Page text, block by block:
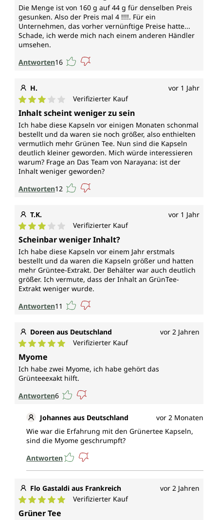
Die Menge ist von 160 g auf 44 g für denselben Preis
gesunken. Also der Preis mal 4 !!!!. Für ein
Unternehmen, das vorher vernünftige Preise hatte...
Schade, ich werde mich nach einem anderen Händler
umsehen.
Antworten16
H. vor 1 Jahr
Durchschnittliche Bewertung von 3 von 5 Sternen
Verifizierter Kauf
Inhalt scheint weniger zu sein
Ich habe diese Kapseln vor einigen Monaten schonmal
bestellt und da waren sie noch größer, also enthielten
vermutlich mehr Grünen Tee. Nun sind die Kapseln
deutlich kleiner geworden. Mich würde interessieren
warum? Frage an Das Team von Narayana: ist der
Inhalt weniger geworden?
Antworten12
T.K. vor 1 Jahr
Durchschnittliche Bewertung von 3 von 5 Sternen
Verifizierter Kauf
Scheinbar weniger Inhalt?
Ich habe diese Kapseln vor einem Jahr erstmals
bestellt und da waren die Kapseln größer und hatten
mehr Grüntee-Extrakt. Der Behälter war auch deutlich
größer. Ich vermute, dass der Inhalt an GrünTee-
Extrakt weniger wurde.
Antworten11
Doreen aus Deutschland vor 2 Jahren
Durchschnittliche Bewertung von 5 von 5 Sternen
Verifizierter Kauf
Myome
Ich habe zwei Myome, ich habe gehört das
Grünteeexakt hilft.
Antworten6
Johannes aus Deutschland
vor 2 Monaten
Wie war die Erfahrung mit den Grünertee Kapseln,
sind die Myome geschrumpft?
Antworten
Flo Gastaldi aus Frankreich vor 2 Jahren
Durchschnittliche Bewertung von 5 von 5 Sternen
Verifizierter Kauf
Grüner Tee